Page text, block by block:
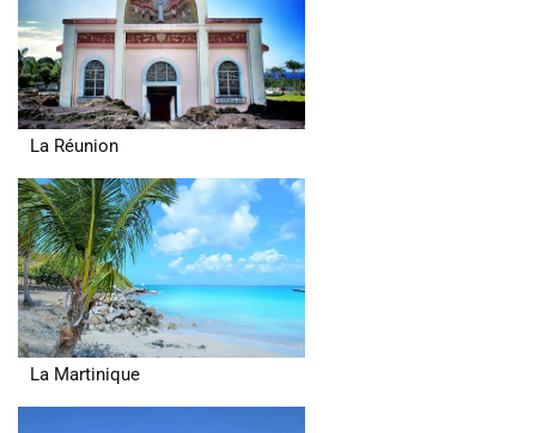
La Réunion
La Martinique